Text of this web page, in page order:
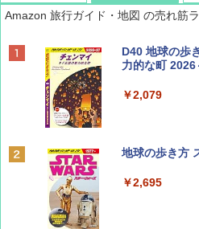
BE-PAL(ビ-パ
SOTO ミニマ
￥1,500
ディズニーフ
Amazon 旅行ガイド・地図 の売れ筋
D40 地球の歩
力的な町
￥2,079
地球の歩き方
￥2,695